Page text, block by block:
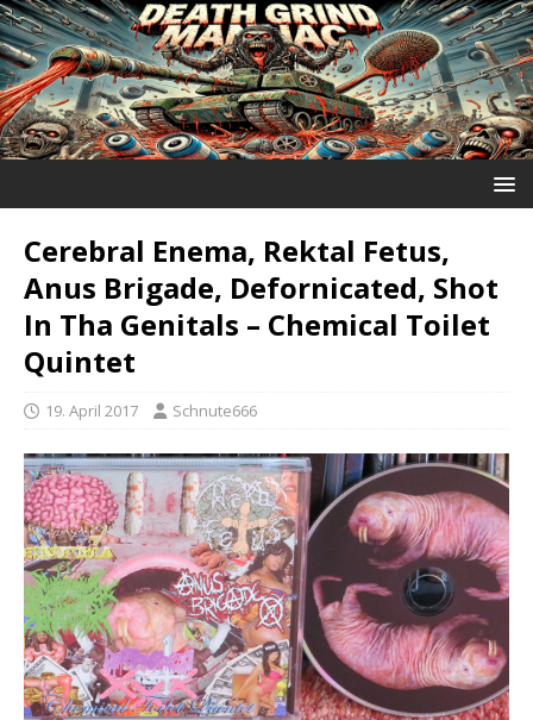
Cerebral Enema, Rektal Fetus,
Anus Brigade, Defornicated, Shot
In Tha Genitals ‎– Chemical Toilet
Quintet
19. April 2017 Schnute666